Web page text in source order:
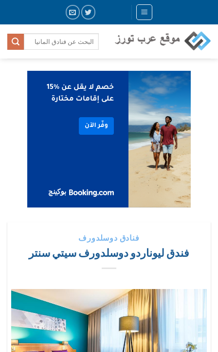
content
فنادق دوسلدورف
فندق ليوناردو دوسلدورف سيتي سنتر